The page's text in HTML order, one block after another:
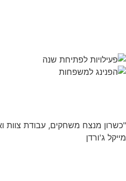
"כשרון מנצח משחקים, עבודת צוות
מייקל ג'ורדן